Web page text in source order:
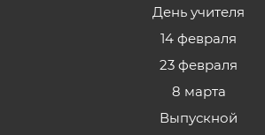
День учителя
14 февраля
23 февраля
8 марта
Выпускной